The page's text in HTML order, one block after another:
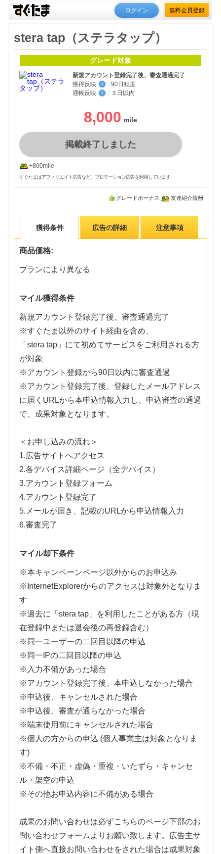
ログイン 無料会員登録
stera tap（ステラタップ）
グレード対象
新規アカウント登録完了後、審査通過完了
獲得反映
？ : 90日程度
通帳反映
？ : ３日以内
8,000
掲載終了しました
+800mile
すぐたまはアフィリエイト広告など、プロモーション広告を利用しています
グレードボーナス 友達紹介報酬
獲得条件 広告の詳細 注意事項
商品価格:
プランにより異なる
マイル獲得条件
新規アカウント登録完了後、審査通過完了
※すぐたま以外のサイト経由を含め、
「stera tap」にて初めてサービスをご利用される方
が対象
※アカウント登録から90日以内に審査通過
※アカウント登録完了後、登録したメールアドレス
に届くURLから本申込情報入力し、申込審査の通過
で、成果対象となります。
＜お申し込みの流れ＞
1.広告サイトへアクセス
2.各デバイス詳細ページ（全デバイス）
3.アカウント登録フォーム
4.アカウント登録完了
5.メールが届き、記載のURLから申込情報入力
6.審査完了
マイル却下条件
※本キャンペーンページ以外からのお申込み
※InternetExplorerからのアクセスは対象外となりま
す
※過去に「stera tap」を利用したことがある方（現
在登録中または退会後の再登録含む）
※同一ユーザーの二回目以降の申込
※同一IPの二回目以降の申込
※入力不備があった場合
※アカウント登録完了後、本申込しなかった場合
※申込後、キャンセルされた場合
※申込後、審査が通らなかった場合
※端末使用前にキャンセルされた場合
※個人の方からの申込 (個人事業主は対象となりま
す)
※不備・不正・虚偽・重複・いたずら・キャンセ
ル・架空の申込
※その他お申込内容に不備がある場合
成果のお問い合わせは必ずこちらのページ下部のお
問い合わせフォームよりお願い致します。広告主サ
イト側へ直接お問い合わせをされた場合は成果対象